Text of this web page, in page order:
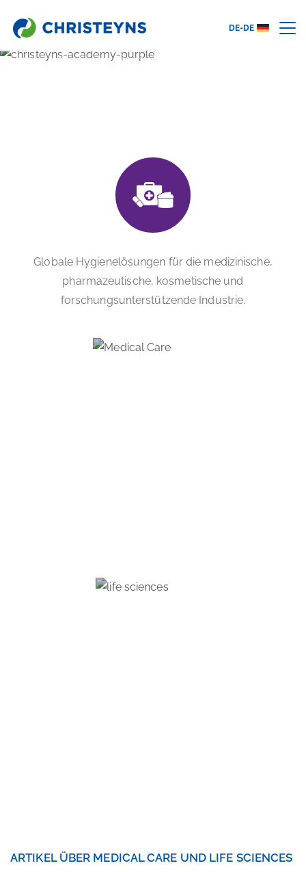
DE-DE
Home Branchen Medical Care & Life Sciences
Globale Hygienelösungen für die medizinische,
pharmazeutische, kosmetische und
forschungsunterstützende Industrie.
ARTIKEL ÜBER MEDICAL CARE UND LIFE SCIENCES